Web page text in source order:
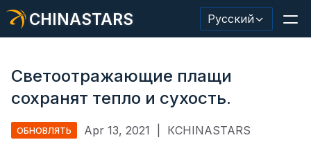
CHINASTARS Русский
Светоотражающие плащи
сохранят тепло и сухость.
ОБНОВЛЯТЬ Apr 13, 2021 КCHINASTARS